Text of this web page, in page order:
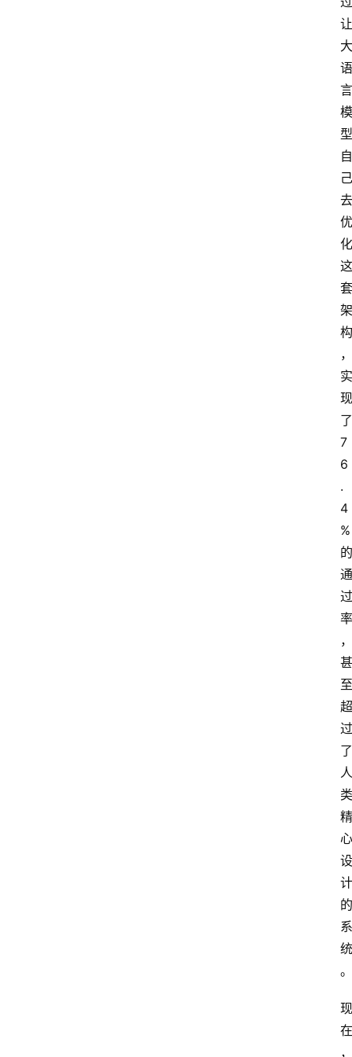
让
大
语
言
模
型
自
己
去
优
化
这
套
架
构
，
实
现
了
7
6
.
4
%
的
通
过
率
，
甚
至
超
过
了
人
类
精
心
设
计
的
系
统
。
现
在
，